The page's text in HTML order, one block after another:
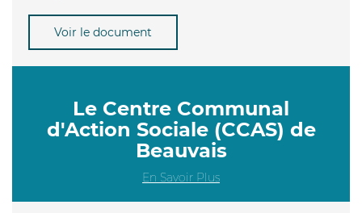
Voir le document
Le Centre Communal
d'Action Sociale (CCAS) de
Beauvais
En Savoir Plus